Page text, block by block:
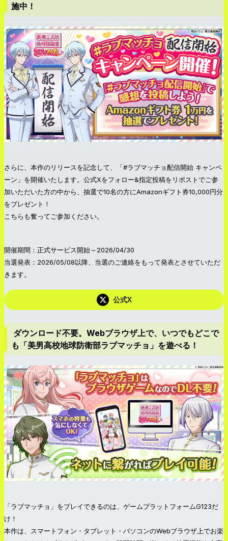
施中！
さらに、本作のリリースを記念して、「#ラブマッチョ配信開始 キャンペ
ーン」を開催いたします。公式Xをフォロー&指定投稿をリポストでご参
加いただいた方の中から、抽選で10名の方にAmazonギフト券10,000円分
をプレゼント！
こちらも奮ってご参加ください。
開催期間：正式サービス開始～2026/04/30
当選発表：2026/05/08以降、当選のご連絡をもって発表とさせていただ
きます。
公式X
ダウンロード不要。Webブラウザ上で、いつでもどこで
も「美男高校地球防衛部ラブマッチョ」を遊べる！
「ラブマッチョ」をプレイできるのは、ゲームプラットフォームG123だ
け！
本作は、スマートフォン・タブレット・パソコンのWebブラウザ上でお楽